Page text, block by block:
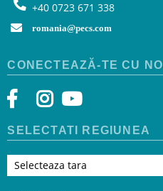
+40 0723 671 338
romania@pecs.com
CONECTEAZĂ-TE CU NOI
SELECTATI REGIUNEA
Selecteaza tara